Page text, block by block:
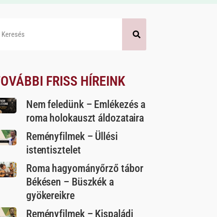
FRISS HÍREINK
Nem feledünk – Emlékezés a
roma holokauszt áldozataira
Reményfilmek – Üllési
istentisztelet
Roma hagyományőrző tábor
Békésen – Büszkék a
gyökereikre
Reményfilmek – Kispaládi